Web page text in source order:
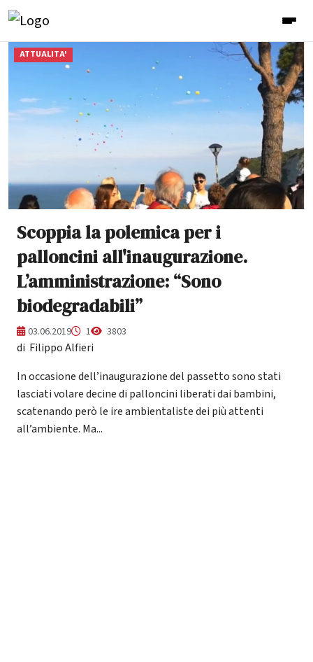
ATTUALITA'
Scoppia la polemica per i
palloncini all'inaugurazione.
L’amministrazione: “Sono
biodegradabili”
03.06.2019 1 3803
di Filippo Alfieri
In occasione dell’inaugurazione del passetto sono stati
lasciati volare decine di palloncini liberati dai bambini,
scatenando però le ire ambientaliste dei più attenti
all’ambiente. Ma...